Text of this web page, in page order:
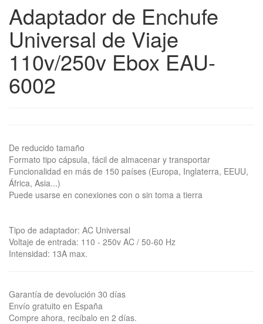
Adaptador de Enchufe
Universal de Viaje
110v/250v Ebox EAU-
6002
De reducido tamaño
Formato tipo cápsula, fácil de almacenar y transportar
Funcionalidad en más de 150 países (Europa, Inglaterra, EEUU,
África, Asia...)
Puede usarse en conexiones con o sin toma a tierra
Tipo de adaptador: AC Universal
Voltaje de entrada: 110 - 250v AC / 50-60 Hz
Intensidad: 13A max.
Garantía de devolución 30 días
Envío gratuito en España
Compre ahora, recíbalo en 2 días.